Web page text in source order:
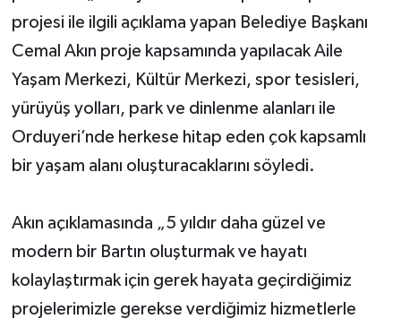
projesi ile ilgili açıklama yapan Belediye Başkanı
Cemal Akın proje kapsamında yapılacak Aile
Yaşam Merkezi, Kültür Merkezi, spor tesisleri,
yürüyüş yolları, park ve dinlenme alanları ile
Orduyeri’nde herkese hitap eden çok kapsamlı
bir yaşam alanı oluşturacaklarını söyledi.
Akın açıklamasında „5 yıldır daha güzel ve
modern bir Bartın oluşturmak ve hayatı
kolaylaştırmak için gerek hayata geçirdiğimiz
projelerimizle gerekse verdiğimiz hizmetlerle